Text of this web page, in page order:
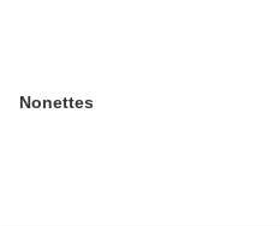
Nonettes